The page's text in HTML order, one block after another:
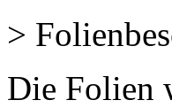
>
Die Folien